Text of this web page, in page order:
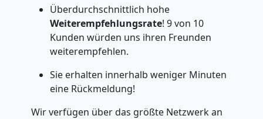
Überdurchschnittlich hohe
Weiterempfehlungsrate! 9 von 10
Kunden würden uns ihren Freunden
weiterempfehlen.
Sie erhalten innerhalb weniger Minuten
eine Rückmeldung!
Wir verfügen über das größte Netzwerk an